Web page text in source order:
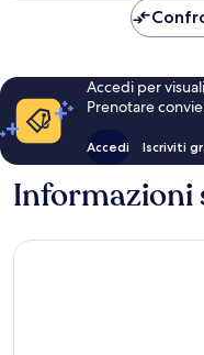
Accedi per
Prenotare
Accedi Iscriviti
Informazioni